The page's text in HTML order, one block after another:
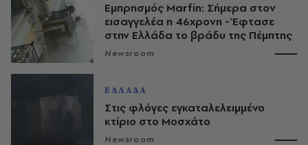
Εμπρησμός Marfin: Σήμερα στον
εισαγγελέα η 46χρονη - Έφτασε
στην Ελλάδα το βράδυ της Πέμπτης
Newsroom
ΕΛΛΑΔΑ
Στις φλόγες εγκαταλελειμμένο
κτίριο στο Μοσχάτο
Newsroom